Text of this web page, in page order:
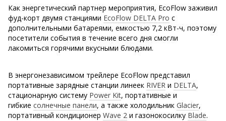
Как энергетический партнер мероприятия, EcoFlow заживил
фуд-корт двумя станциями EcoFlow DELTA Pro с
дополнительными батареями, емкостью 7,2 кВт-ч, поэтому
посетители события в течение всего дня смогли
лакомиться горячими вкусными блюдами.
В энергонезависимом трейлере EcoFlow представил
портативные зарядные станции линеек RIVER и DELTA,
стационарную систему Power Kit, портативные и
гибкие солнечные панели, а также холодильник Glacier,
портативный кондиционер Wave 2 и газонокосилку Blade.